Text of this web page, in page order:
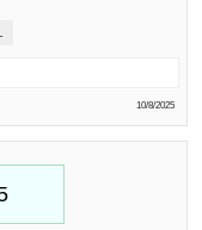
10/8/2025